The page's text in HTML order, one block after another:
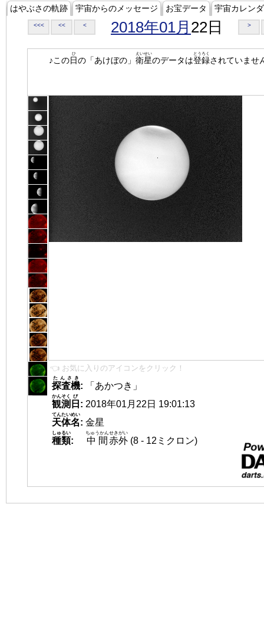
はやぶさの軌跡 宇宙からのメッセージ お宝データ 宇宙カレン
<<< << < 2018年01月 22日 >
♪この日
ひ
の「あけぼの」 衛星
えいせい
のデータは登録
とうろく
されていませ
👈 お気に入りのアイコンをクリック！
探査機
たんさき
:
「あかつき」
観測
かんそく
日
び
: 2018年01月22日 19:01:13
天体名
てんたいめい
: 金星
種類
しゅるい
: 中間
ちゅうかん
赤外
せきがい
(8 - 12ミクロン)